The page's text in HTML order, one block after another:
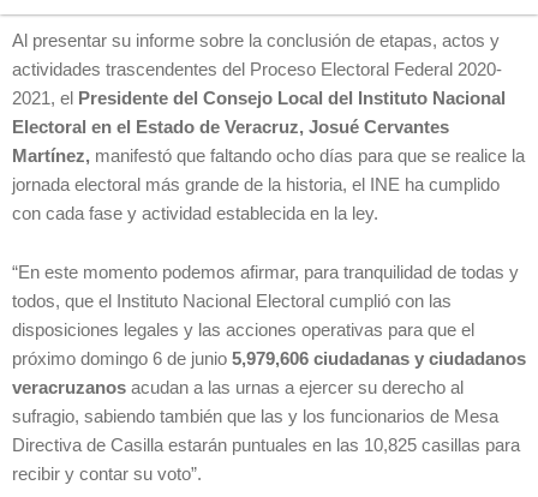
Al presentar su informe sobre la conclusión de etapas, actos y
actividades trascendentes del Proceso Electoral Federal 2020-
2021, el Presidente del Consejo Local del Instituto Nacional
Electoral en el Estado de Veracruz, Josué Cervantes
Martínez, manifestó que faltando ocho días para que se realice la
jornada electoral más grande de la historia, el INE ha cumplido
con cada fase y actividad establecida en la ley.
“En este momento podemos afirmar, para tranquilidad de todas y
todos, que el Instituto Nacional Electoral cumplió con las
disposiciones legales y las acciones operativas para que el
próximo domingo 6 de junio 5,979,606 ciudadanas y ciudadanos
veracruzanos acudan a las urnas a ejercer su derecho al
sufragio, sabiendo también que las y los funcionarios de Mesa
Directiva de Casilla estarán puntuales en las 10,825 casillas para
recibir y contar su voto”.